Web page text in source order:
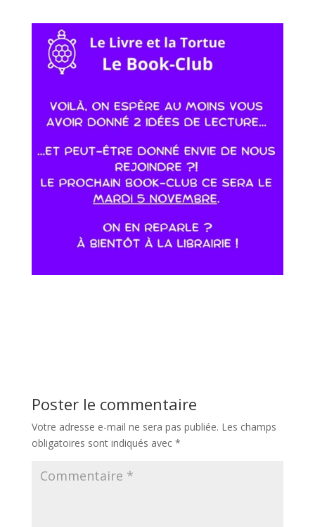
Poster le commentaire
Votre adresse e-mail ne sera pas publiée. Les champs
obligatoires sont indiqués avec *